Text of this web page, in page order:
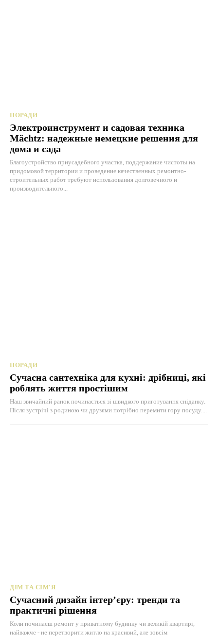
ПОРАДИ
Электроинструмент и садовая техника
Mächtz: надежные немецкие решения для
дома и сада
Благоустройство приусадебного участка, поддержание чистоты на
придомовой территории и проведение качественных ремонтно-
строительных работ требуют использования долговечного и
производительного...
ПОРАДИ
Сучасна сантехніка для кухні: дрібниці, які
роблять життя простішим
Наш звичайний ранок починається зі швидкого приготування сніданку.
Після зустрічі з родиною чи друзями потрібно перемити гору посуду....
ДІМ ТА СІМ'Я
Сучасний дизайн інтер’єру: тренди та
практичні рішення
Коли починаєш ремонт у приватному будинку чи великій квартирі,
найважче - не перетворити житло на красивий, але зовсім